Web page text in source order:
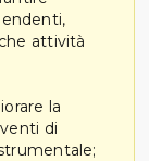
attività
la
di